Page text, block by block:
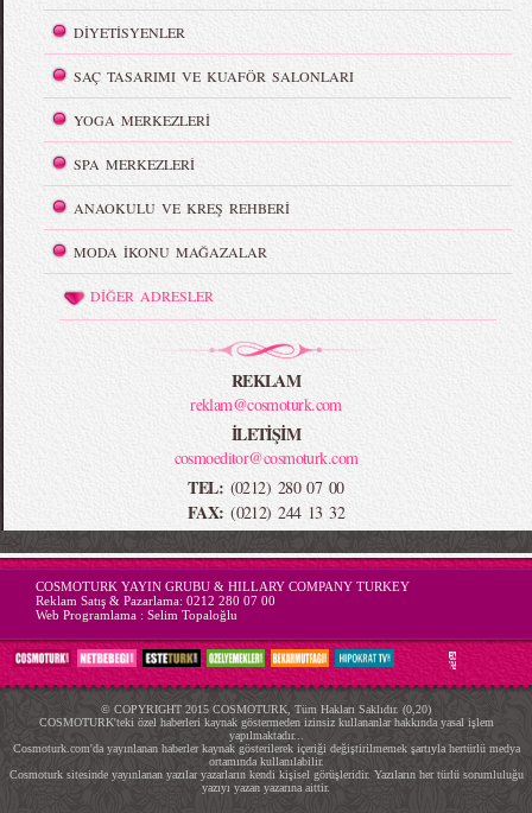
DİYETİSYENLER
SAÇ TASARIMI VE KUAFÖR SALONLARI
YOGA MERKEZLERİ
SPA MERKEZLERİ
ANAOKULU VE KREŞ REHBERİ
MODA İKONU MAĞAZALAR
DİĞER ADRESLER
REKLAM
reklam@cosmoturk.com
İLETİŞİM
cosmoeditor@cosmoturk.com
TEL: (0212) 280 07 00
FAX: (0212) 244 13 32
-->
COSMOTURK YAYIN GRUBU & HILLARY COMPANY TURKEY
Reklam Satış & Pazarlama: 0212 280 07 00
Web Programlama : Selim Topaloğlu
© COPYRIGHT 2015 COSMOTURK, Tüm Hakları Saklıdır. (0,20)
COSMOTURK'teki özel haberleri kaynak göstermeden izinsiz kullananlar hakkında yasal işlem
yapılmaktadır...
Cosmoturk.com'da yayınlanan haberler kaynak gösterilerek içeriği değiştirilmemek şartıyla hertürlü medya
ortamında kullanılabilir.
Cosmoturk sitesinde yayınlanan yazılar yazarların kendi kişisel görüşleridir. Yazıların her türlü sorumluluğu
yazıyı yazan yazarına aittir.